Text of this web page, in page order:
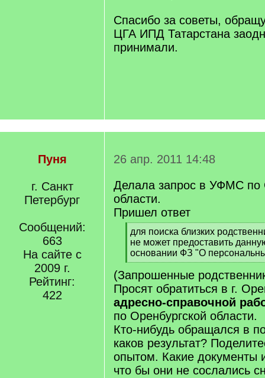
Спасибо за советы,
ЦГА ИПД Татарстана
принимали.
Пуня
г. Санкт
Петербург
Сообщений:
663
На сайте с
2009 г.
Рейтинг:
422
26 апр. 2011 14:48
Делала запрос в УФМС по
области.
Пришел ответ
[
q
]
для поиска близких
не может предоставить
основании ФЗ "О
[
/
q
]
(Запрошенные
Просят обратиться в г.
адресно-справочной
по Оренбургской области.
Кто-нибудь обращался в
каков результат?
опытом. Какие документы
что бы они не сослались